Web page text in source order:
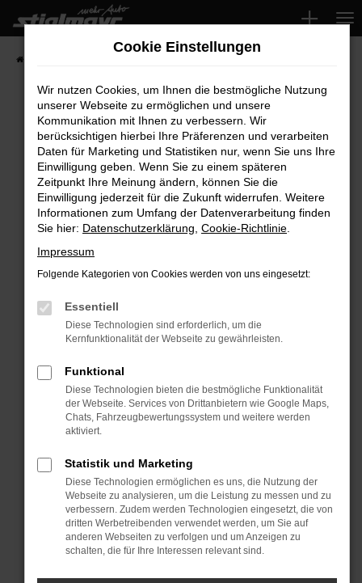
Zum
Hauptinhalt
springen
Fehler: Network Error
Beim Laden ist ein Fehler aufgetreten.
Hier sind ein paar Tipps, die dir helfen können:
Überprüfe deine Firewall und deine
Internetverbindung.
Laden andere Webseiten, zum Beispiel deine
Manche Erweiterungen, wie Werbeblocker,
können das Laden bestimmter Seiten
verhindern. Funktioniert die Seite in einem
Fenster?
Starte dein Gerät neu.
Das kann manchmal helfen, vorübergehende
Probleme zu beheben.
Stelle sicher, dass dein Browser und dein
Betriebssystem auf dem neuesten Stand
sind.
Veraltete Software birgt nicht nur ein
Sicherheitsrisiko, sondern kann auch dazu
führen, dass bestimmte Funktionen nicht mehr
Cookie Einstellungen
Wir nutzen Cookies, um Ihnen die bestmögliche Nutzung
unserer Webseite zu ermöglichen und unsere
Kommunikation mit Ihnen zu verbessern. Wir
berücksichtigen hierbei Ihre Präferenzen und verarbeiten
Daten für Marketing und Statistiken nur, wenn Sie uns Ihre
Einwilligung geben. Wenn Sie zu einem späteren
Zeitpunkt Ihre Meinung ändern, können Sie die
Einwilligung jederzeit für die Zukunft widerrufen. Weitere
Informationen zum Umfang der Datenverarbeitung finden
Sie hier: Datenschutzerklärung Cookie-Richtlinie
Impressum
Folgende Kategorien von Cookies werden von uns eingesetzt:
Essentiell
Diese Technologien sind erforderlich, um die
Kernfunktionalität der Webseite zu gewährleisten.
Funktional
Diese Technologien bieten die bestmögliche Funktionalität
der Webseite. Services von Drittanbietern wie Google Maps,
Chats, Fahrzeugbewertungssystem und weitere werden
aktiviert.
Statistik und Marketing
Diese Technologien ermöglichen es uns, die Nutzung der
Webseite zu analysieren, um die Leistung zu messen und zu
verbessern. Zudem werden Technologien eingesetzt, die von
dritten Werbetreibenden verwendet werden, um Sie auf
anderen Webseiten zu verfolgen und um Anzeigen zu
schalten, die für Ihre Interessen relevant sind.